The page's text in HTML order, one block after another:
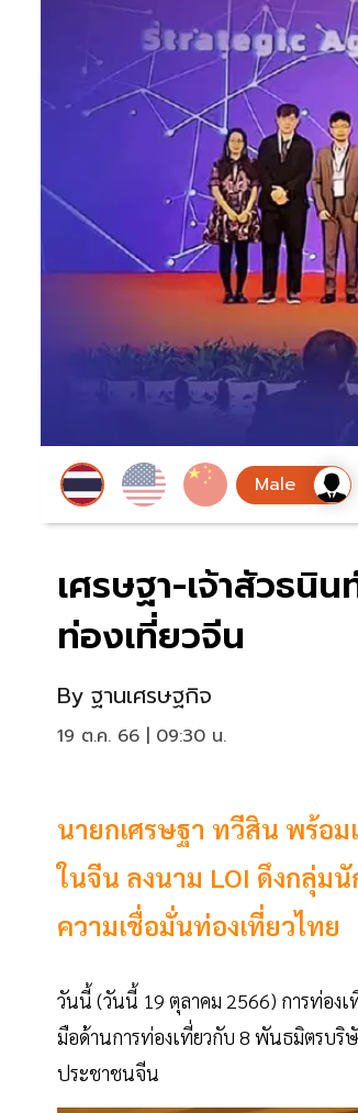
เศรษฐา-เจ้าสัวธ
ท่องเที่ยวจีน
By ฐานเศรษฐกิจ
19 ต.ค. 66 | 09:30 น.
นายกเศรษฐา ทวีสิน พร้อ
ในจีน ลงนาม LOI ดึงกลุ่ม
ความเชื่อมั่นท่องเที่ยวไทย
วันนี้ (วันนี้ 19 ตุลาคม 2566) การท่องเ
มือด้านการท่องเที่ยวกับ 8 พันธมิตรบ
ประชาชนจีน